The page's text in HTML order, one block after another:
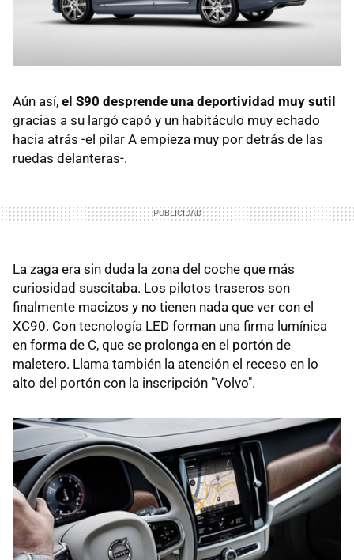
Aún así, el S90 desprende una deportividad muy sutil
gracias a su largó capó y un habitáculo muy echado
hacia atrás -el pilar A empieza muy por detrás de las
ruedas delanteras-.
La zaga era sin duda la zona del coche que más
curiosidad suscitaba. Los pilotos traseros son
finalmente macizos y no tienen nada que ver con el
XC90. Con tecnología LED forman una firma lumínica
en forma de C, que se prolonga en el portón de
maletero. Llama también la atención el receso en lo
alto del portón con la inscripción "Volvo".